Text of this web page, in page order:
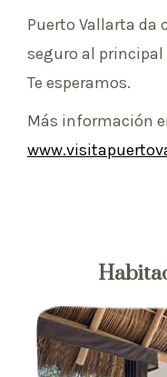
Puerto Vallarta
seguro al principal
Te esperamos.
Más información